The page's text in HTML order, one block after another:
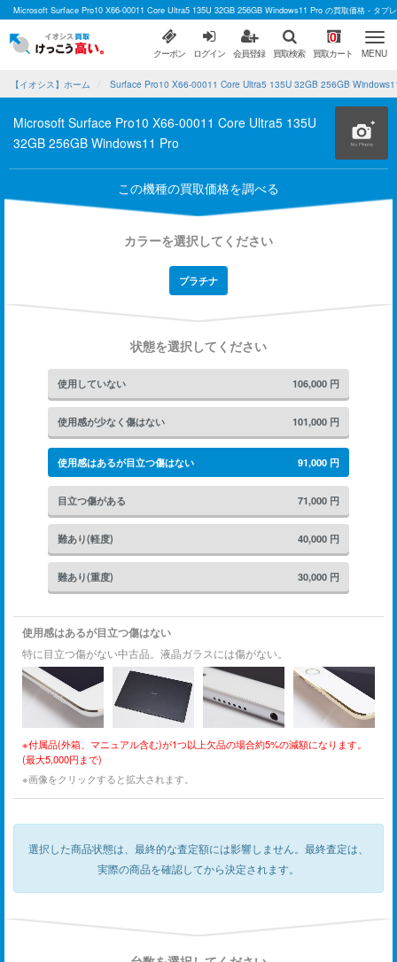
Microsoft Surface Pro10 X66-00011 Core Ultra5 135U 32GB 256GB Windows11 Pro の買取価格 - タブ
クーポン ログイン 会員登録 買取検索
0
買取カート MENU
【イオシス】ホーム Surface Pro10 X66-00011 Core Ultra5 135U 32GB 256GB
Microsoft Surface Pro10 X66-00011 Core Ultra5 135U
32GB 256GB Windows11 Pro
この機種の買取価格を調べる
カラーを選択してください
プラチナ
状態を選択してください
使用していない 106,000 円
使用感が少なく傷はない 101,000 円
使用感はあるが目立つ傷はない 91,000 円
目立つ傷がある 71,000 円
難あり(軽度) 40,000 円
難あり(重度) 30,000 円
使用感はあるが目立つ傷はない
特に目立つ傷がない中古品。液晶ガラスには傷がない。
※付属品(外箱、マニュアル含む)が1つ以上欠品の場合約5%の減額になります。
(最大5,000円まで)
※画像をクリックすると拡大されます。
選択した商品状態は、最終的な査定額には影響しません。 最終査定は、
実際の商品を確認してから決定されます。